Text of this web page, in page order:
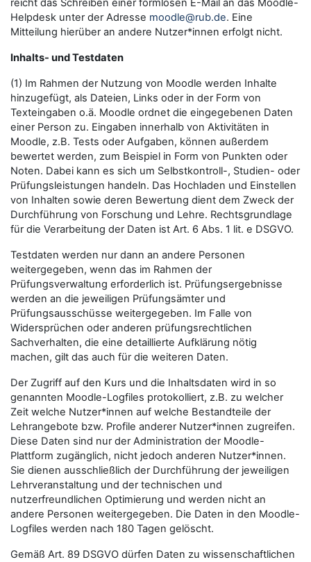
reicht das Schreiben einer formlosen E-Mail an das Moodle-
Helpdesk unter der Adresse moodle@rub.de. Eine
Mitteilung hierüber an andere Nutzer*innen erfolgt nicht.
Inhalts- und Testdaten
(1) Im Rahmen der Nutzung von Moodle werden Inhalte
hinzugefügt, als Dateien, Links oder in der Form von
Texteingaben o.ä. Moodle ordnet die eingegebenen Daten
einer Person zu. Eingaben innerhalb von Aktivitäten in
Moodle, z.B. Tests oder Aufgaben, können außerdem
bewertet werden, zum Beispiel in Form von Punkten oder
Noten. Dabei kann es sich um Selbstkontroll-, Studien- oder
Prüfungsleistungen handeln. Das Hochladen und Einstellen
von Inhalten sowie deren Bewertung dient dem Zweck der
Durchführung von Forschung und Lehre. Rechtsgrundlage
für die Verarbeitung der Daten ist Art. 6 Abs. 1 lit. e DSGVO.
Testdaten werden nur dann an andere Personen
weitergegeben, wenn das im Rahmen der
Prüfungsverwaltung erforderlich ist. Prüfungsergebnisse
werden an die jeweiligen Prüfungsämter und
Prüfungsausschüsse weitergegeben. Im Falle von
Widersprüchen oder anderen prüfungsrechtlichen
Sachverhalten, die eine detaillierte Aufklärung nötig
machen, gilt das auch für die weiteren Daten.
Der Zugriff auf den Kurs und die Inhaltsdaten wird in so
genannten Moodle-Logfiles protokolliert, z.B. zu welcher
Zeit welche Nutzer*innen auf welche Bestandteile der
Lehrangebote bzw. Profile anderer Nutzer*innen zugreifen.
Diese Daten sind nur der Administration der Moodle-
Plattform zugänglich, nicht jedoch anderen Nutzer*innen.
Sie dienen ausschließlich der Durchführung der jeweiligen
Lehrveranstaltung und der technischen und
nutzerfreundlichen Optimierung und werden nicht an
andere Personen weitergegeben. Die Daten in den Moodle-
Logfiles werden nach 180 Tagen gelöscht.
Gemäß Art. 89 DSGVO dürfen Daten zu wissenschaftlichen